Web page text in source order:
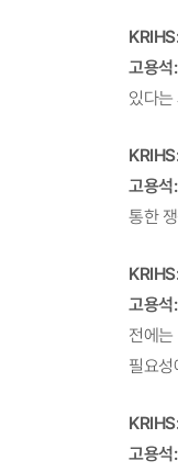
고용석:
있다는
고용석:
통한
고용석:
전에
필요성
고용석: